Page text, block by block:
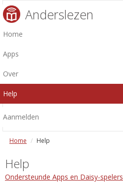
Anderslezen
Home
Apps
Over
Help
Aanmelden
Home Help
Help
Ondersteunde Apps en Daisy-spelers